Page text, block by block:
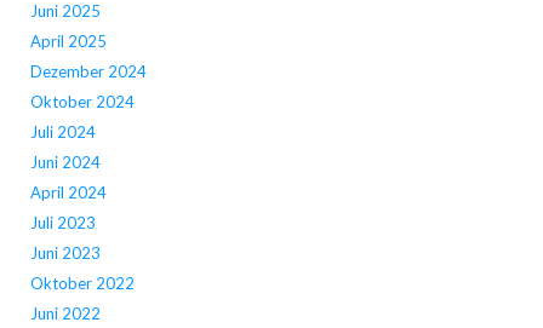
Juni 2025
April 2025
Dezember 2024
Oktober 2024
Juli 2024
Juni 2024
April 2024
Juli 2023
Juni 2023
Oktober 2022
Juni 2022